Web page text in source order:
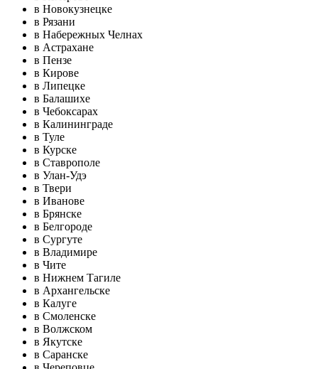
в Новокузнецке
в Рязани
в Набережных Челнах
в Астрахане
в Пензе
в Кирове
в Липецке
в Балашихе
в Чебоксарах
в Калининграде
в Туле
в Курске
в Ставрополе
в Улан-Удэ
в Твери
в Иванове
в Брянске
в Белгороде
в Сургуте
в Владимире
в Чите
в Нижнем Тагиле
в Архангельске
в Калуге
в Смоленске
в Волжском
в Якутске
в Саранске